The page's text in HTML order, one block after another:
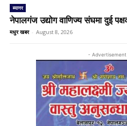
ब्यानर
नेपालगंज उद्योग वाणिज्य संघमा दुई
मधुर खबर - August 8, 2026
-